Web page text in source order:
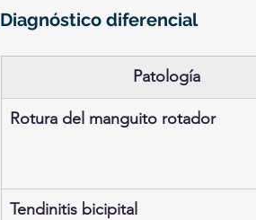
Diagnóstico diferencial
Patología
Rotura del manguito rotador
Tendinitis bicipital